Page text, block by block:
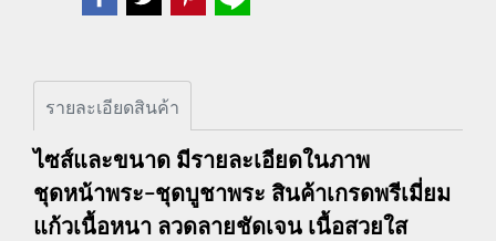
รายละเอียดสินค้า
ไซส์และขนาด มีรายละเอียดในภาพ
ชุดหน้าพระ-ชุดบูชาพระ สินค้าเกรดพรีเมี่ยม
แก้วเนื้อหนา ลวดลายชัดเจน เนื้อสวยใส